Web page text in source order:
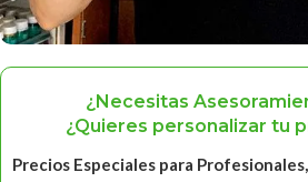
¿Necesitas
¿Quieres personalizar tu
Precios Especiales para